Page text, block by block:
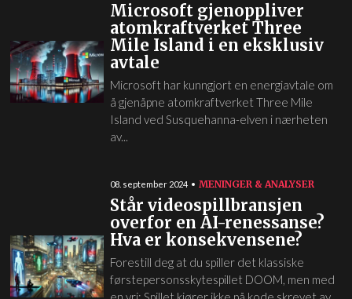
Microsoft gjenoppliver
atomkraftverket Three
Mile Island i en eksklusiv
avtale
Microsoft har kunngjort en energiavtale om
å gjenåpne atomkraftverket Three Mile
Island ved Susquehanna-elven i nærheten
av...
08. september 2024 MENINGER & ANALYSER
Står videospillbransjen
overfor en AI-renessanse?
Hva er konsekvensene?
Forestill deg at du spiller det klassiske
førstepersonsskytespillet DOOM, men med